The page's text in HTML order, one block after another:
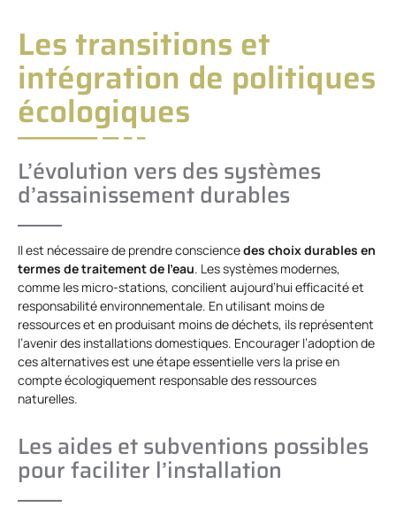
Les transitions et
intégration de politiques
écologiques
L’évolution vers des systèmes
d’assainissement durables
Il est nécessaire de prendre consciencedes choix durables en
termes de traitement de l’eau. Les systèmes modernes,
comme les micro-stations, concilient aujourd’hui efficacité et
responsabilité environnementale. En utilisant moins de
ressources et en produisant moins de déchets, ils représentent
l’avenir des installations domestiques. Encourager l’adoption de
ces alternatives est une étape essentielle vers la prise en
compte écologiquement responsable des ressources
naturelles.
Les aides et subventions possibles
pour faciliter l’installation